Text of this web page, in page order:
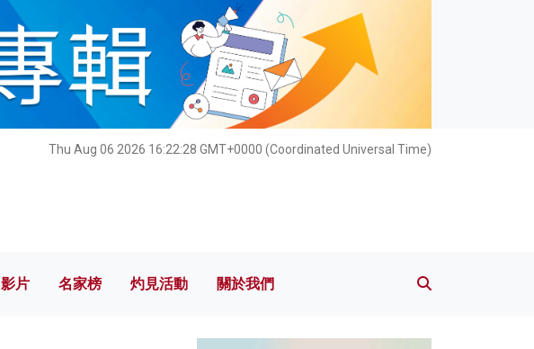
Thu Aug 06 2026 16:22:29 GMT+0000 (Coordinated Universal Time)
影片 名家榜 灼見活動 關於我們
影片 名家榜 灼見活動 關於我們